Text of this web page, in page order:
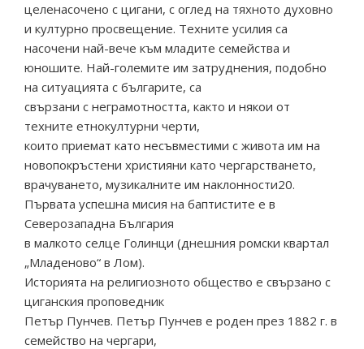
целенасочено с цигани, с оглед на тяхното духовно
и културно просвещение. Техните усилия са
насочени най-вече към младите семейства и
юношите. Най-големите им затруднения, подобно
на ситуацията с българите, са
свързани с неграмотността, както и някои от
техните етнокултурни черти,
които приемат като несъвместими с живота им на
новопокръстени християни като чергарстването,
врачуването, музикалните им наклонности20.
Първата успешна мисия на баптистите е в
Северозападна България
в малкото селце Голинци (днешния ромски квартал
„Младеново“ в Лом).
Историята на религиозното общество е свързано с
циганския проповедник
Петър Пунчев. Петър Пунчев е роден през 1882 г. в
семейство на чергари,